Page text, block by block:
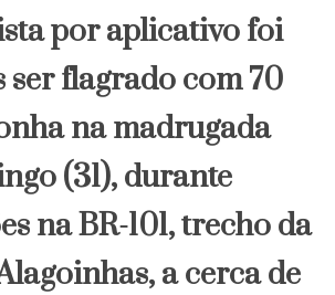
por aplicativo foi
ser flagrado com 70
na madrugada
(31), durante
na BR-101, trecho da
a cerca de